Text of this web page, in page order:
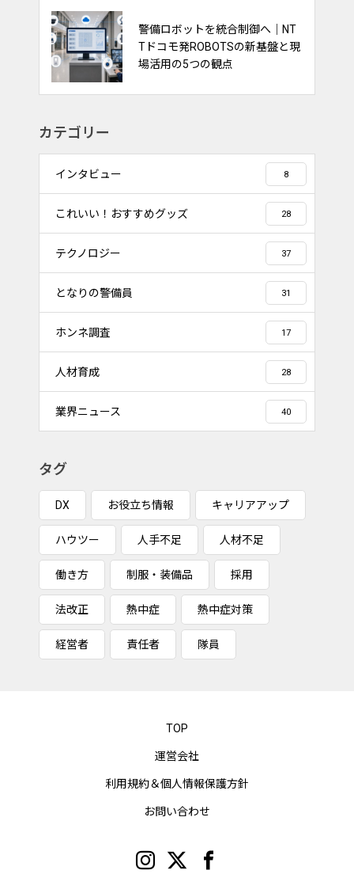
警備ロボットを統合制御へ｜NT
Tドコモ発ROBOTSの新基盤と現
場活用の5つの観点
交通誘導警備は“経験”から“デー
タ活用”へ｜DENNOUリサーチが
示す渋滞対策の新しい視点
カテゴリー
インタビュー 8
これいい！おすすめグッズ 28
テクノロジー 37
となりの警備員 31
ホンネ調査 17
人材育成 28
業界ニュース 40
タグ
DX お役立ち情報 キャリアアップ
ハウツー 人手不足 人材不足
働き方 制服・装備品 採用
法改正 熱中症 熱中症対策
経営者 責任者 隊員
TOP
運営会社
利用規約＆個人情報保護方針
お問い合わせ